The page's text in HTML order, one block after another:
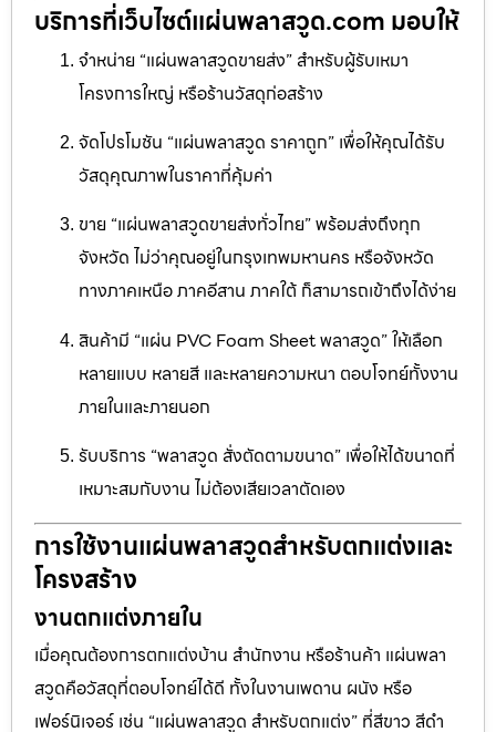
บริการที่เว็บไซต์แผ่นพลาสวูด.com มอบให้
จำหน่าย “แผ่นพลาสวูดขายส่ง” สำหรับผู้รับเหมา
โครงการใหญ่ หรือร้านวัสดุก่อสร้าง
จัดโปรโมชัน “แผ่นพลาสวูด ราคาถูก” เพื่อให้คุณได้รับ
วัสดุคุณภาพในราคาที่คุ้มค่า
ขาย “แผ่นพลาสวูดขายส่งทั่วไทย” พร้อมส่งถึงทุก
จังหวัด ไม่ว่าคุณอยู่ในกรุงเทพมหานคร หรือจังหวัด
ทางภาคเหนือ ภาคอีสาน ภาคใต้ ก็สามารถเข้าถึงได้ง่าย
สินค้ามี “แผ่น PVC Foam Sheet พลาสวูด” ให้เลือก
หลายแบบ หลายสี และหลายความหนา ตอบโจทย์ทั้งงาน
ภายในและภายนอก
รับบริการ “พลาสวูด สั่งตัดตามขนาด” เพื่อให้ได้ขนาดที่
เหมาะสมกับงาน ไม่ต้องเสียเวลาตัดเอง
การใช้งานแผ่นพลาสวูดสำหรับตกแต่งและ
โครงสร้าง
งานตกแต่งภายใน
เมื่อคุณต้องการตกแต่งบ้าน สำนักงาน หรือร้านค้า แผ่นพลา
สวูดคือวัสดุที่ตอบโจทย์ได้ดี ทั้งในงานเพดาน ผนัง หรือ
เฟอร์นิเจอร์ เช่น “แผ่นพลาสวูด สำหรับตกแต่ง” ที่สีขาว สีดำ